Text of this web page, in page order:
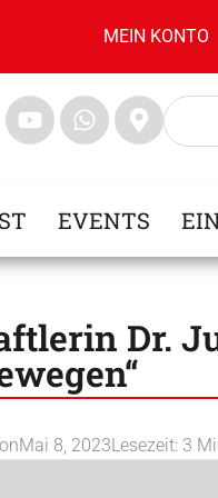
MEIN KONTO
EVENTS
Dr.
Mai 8, 2023Lesezeit: 3